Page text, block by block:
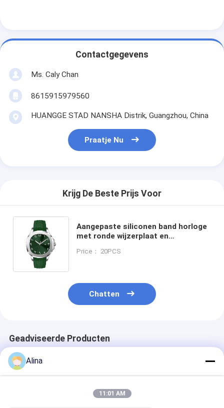
Contactgegevens
Ms. Caly Chan
8615915979560
HUANGGE STAD NANSHA Distrik, Guangzhou, China
Praatje Nu
Krijg De Beste Prijs Voor
Aangepaste siliconen band horloge
met ronde wijzerplaat en
achterkant, ontworpen voor
Price： 20PCS
Chatten
Geadviseerde Producten
Alina
11:01 AM